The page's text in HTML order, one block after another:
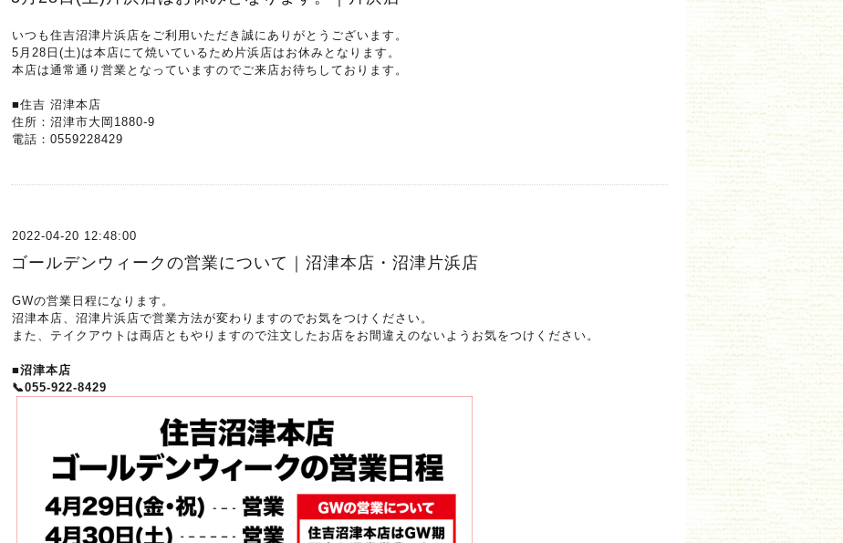
いつも住吉沼津片浜店をご利用いただき誠にありがとうございます。
5月28日(土)は本店にて焼いているため片浜店はお休みとなります。
本店は通常通り営業となっていますのでご来店お待ちしております。
■住吉 沼津本店
住所：沼津市大岡1880-9
電話：0559228429
2022-04-20 12:48:00
ゴールデンウィークの営業について｜沼津本店・沼津片浜店
GWの営業日程になります。
沼津本店、沼津片浜店で営業方法が変わりますのでお気をつけください。
また、テイクアウトは両店ともやりますので注文したお店をお間違えのないようお気をつけください。
■沼津本店
📞055-922-8429